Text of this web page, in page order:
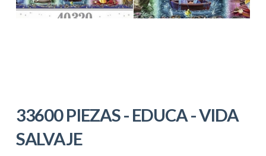
33600 PIEZAS - EDUCA - VIDA
SALVAJE